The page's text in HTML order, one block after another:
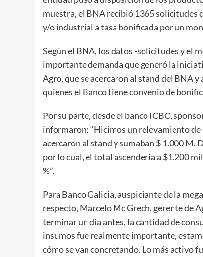
muestra, el BNA recibió 1365 solicitudes
y/o industrial a tasa bonificada por un
Según el BNA, los datos -solicitudes y el
importante demanda que generó la
Agro, que se acercaron al stand del BNA
quienes el Banco tiene convenio de
Por su parte, desde el banco ICBC,
informaron: “Hicimos un relevamiento de
acercaron al stand y sumaban $ 1.000 M.
por lo cual, el total ascendería a $1.200
%”.
Para Banco Galicia, auspiciante de la
respecto, Marcelo Mc Grech, gerente de
terminar un día antes, la cantidad de
insumos fue realmente importante,
cómo se van concretando. Lo más activo